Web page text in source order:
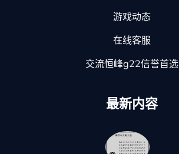
游戏动态
在线客服
交流恒峰g22信誉首选
最新内容